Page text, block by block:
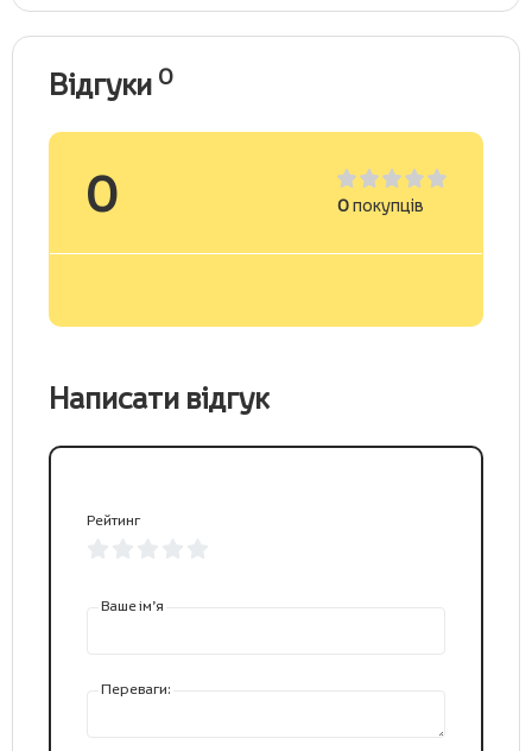
Відгуки 0
0 0покупців
Написати відгук
Рейтинг
Ваше ім’я
Переваги: